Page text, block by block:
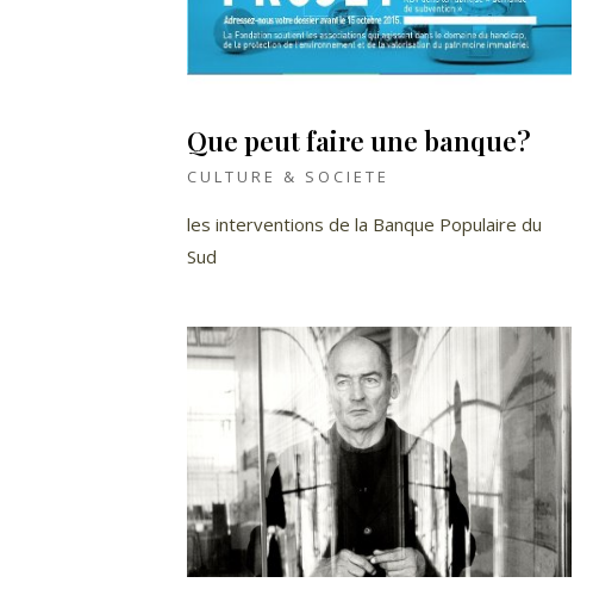
Que peut faire une banque?
CULTURE & SOCIETE
les interventions de la Banque Populaire du
Sud